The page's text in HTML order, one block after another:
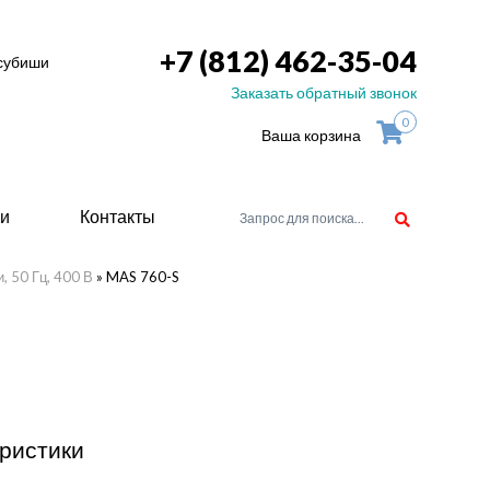
+7 (812) 462-35-04
Заказать обратный звонок
Ваша корзина
0
Контакты
50 Гц, 400 В » MAS 760-S